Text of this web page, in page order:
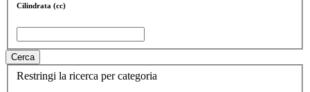
Cilindrata (cc)
Cerca
Restringi la ricerca per categoria